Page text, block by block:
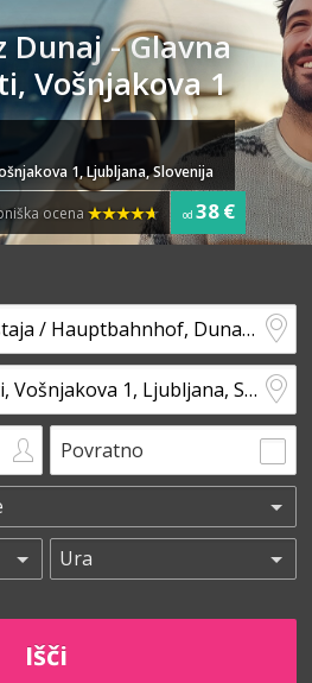
Dunaj - Glavna
Vošnjakova 1
1, Ljubljana, Slovenija
ocena od 38 €
Povratno